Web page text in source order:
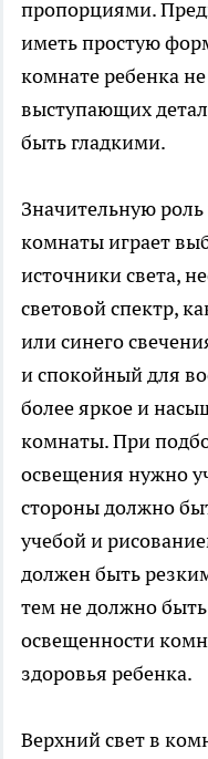
пропорциями.
иметь простую
комнате ребенка
выступающих
быть гладкими.
Значительную роль
комнаты играет
источники света,
световой спектр,
или синего
и спокойный для
более яркое и
комнаты. При
освещения нужно
стороны должно
учебой и
должен быть
тем не должно
освещенности
здоровья ребенка.
Верхний свет в